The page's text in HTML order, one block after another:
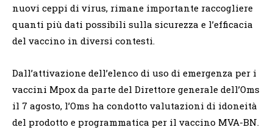
nuovi ceppi di virus, rimane importante raccogliere
quanti più dati possibili sulla sicurezza e l’efficacia
del vaccino in diversi contesti.
Dall’attivazione dell’elenco di uso di emergenza per i
vaccini Mpox da parte del Direttore generale dell’Oms
il 7 agosto, l’Oms ha condotto valutazioni di idoneità
del prodotto e programmatica per il vaccino MVA-BN.